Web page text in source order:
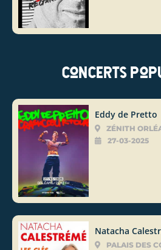
Concerts
Eddy de Pretto
ZÉNITH
27-03-2025
Natacha
PALAIS DES